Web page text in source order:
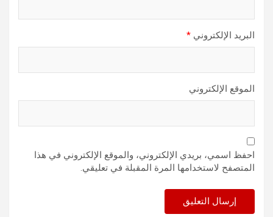
البريد الإلكتروني *
الموقع الإلكتروني
احفظ اسمي، بريدي الإلكتروني، والموقع الإلكتروني في هذا
المتصفح لاستخدامها المرة المقبلة في تعليقي.